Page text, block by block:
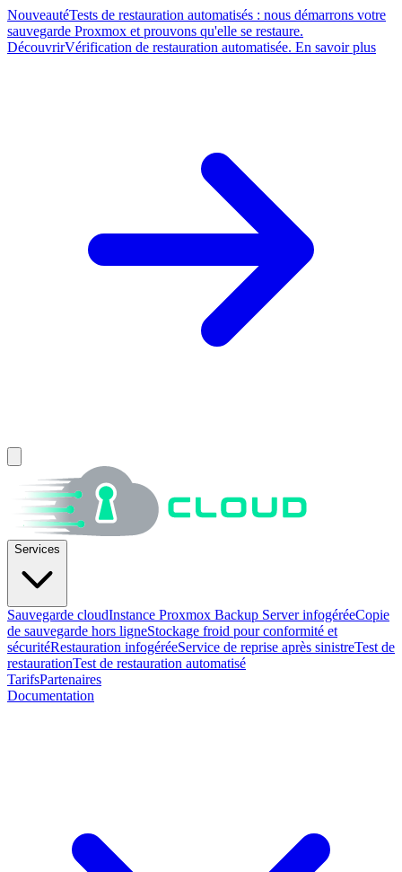
NouveautéTests de restauration automatisés : nous démarrons votre
sauvegarde Proxmox et prouvons qu'elle se restaure.
DécouvrirVérification de restauration automatisée. En savoir plus
Services
Sauvegarde cloudInstance Proxmox Backup Server infogéréeCopie
de sauvegarde hors ligneStockage froid pour conformité et
sécuritéRestauration infogéréeService de reprise après sinistreTest de
restaurationTest de restauration automatisé
TarifsPartenaires
Documentation